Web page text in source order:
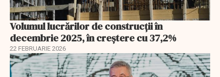
Volumul lucrărilor de construcții în
decembrie 2025, în creștere cu 37,2%
22 FEBRUARIE 2026